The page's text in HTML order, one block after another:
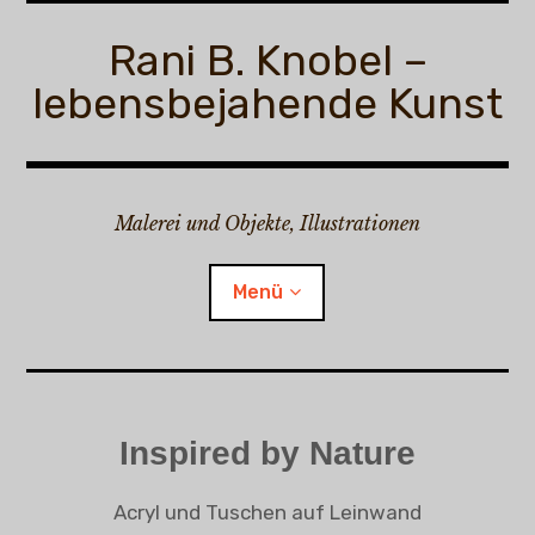
Rani B. Knobel –
lebensbejahende Kunst
Malerei und Objekte, Illustrationen
Menü
Inspired by Nature
Inspired by Nature
Acryl und Tuschen auf Leinwand